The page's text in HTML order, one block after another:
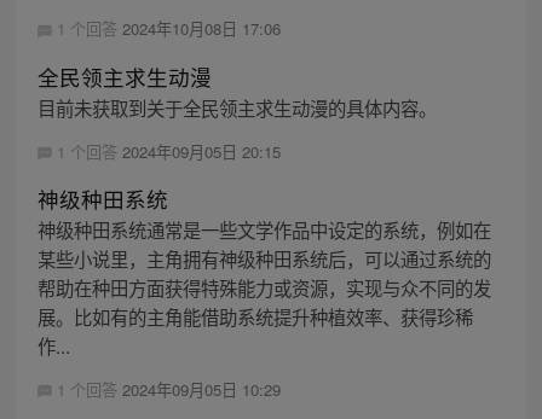
1 个回答 2024年10月08日 17:06
全民领主求生动漫
目前未获取到关于全民领主求生动漫的具体内容。
1 个回答 2024年09月05日 20:15
神级种田系统
神级种田系统通常是一些文学作品中设定的系统，例如在
某些小说里，主角拥有神级种田系统后，可以通过系统的
帮助在种田方面获得特殊能力或资源，实现与众不同的发
展。比如有的主角能借助系统提升种植效率、获得珍稀
作...
1 个回答 2024年09月05日 10:29